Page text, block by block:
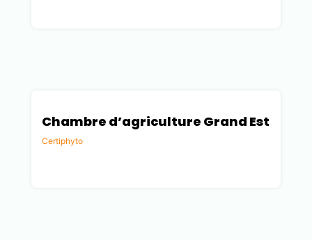
Chambre d’agriculture Grand Est
Certiphyto